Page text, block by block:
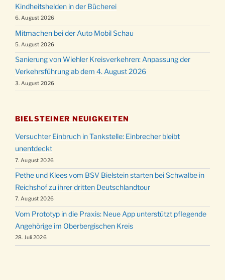
Kindheitshelden in der Bücherei
6. August 2026
Mitmachen bei der Auto Mobil Schau
5. August 2026
Sanierung von Wiehler Kreisverkehren: Anpassung der
Verkehrsführung ab dem 4. August 2026
3. August 2026
BIELSTEINER NEUIGKEITEN
Versuchter Einbruch in Tankstelle: Einbrecher bleibt
unentdeckt
7. August 2026
Pethe und Klees vom BSV Bielstein starten bei Schwalbe in
Reichshof zu ihrer dritten Deutschlandtour
7. August 2026
Vom Prototyp in die Praxis: Neue App unterstützt pflegende
Angehörige im Oberbergischen Kreis
28. Juli 2026